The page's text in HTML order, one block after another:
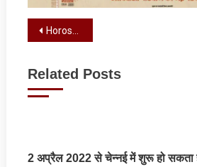
Post
Horoscope : आज का राशिफल, जानें कैसा रहेगा आपका दिन
Related Posts
2 अप्रैल 2022 से चेन्नई में शुरू हो सकता